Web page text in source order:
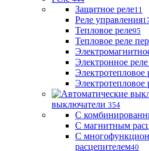
Защитное реле11
Реле управления
Тепловое реле95
Тепловое реле
Электронное
Электротепловое
Электротепловое
выключатели 354
С
С магнитным
С
расцепителем40